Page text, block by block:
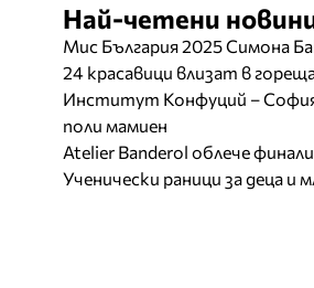
Най-четени
Мис България 2025 Симона
24 красавици влизат в
Институт Конфуций –
поли мамиен
Atelier Banderol облече
Ученически раници за деца и